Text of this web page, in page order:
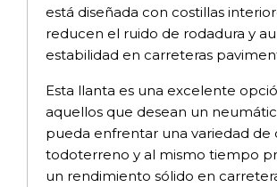
está diseñada con costillas
reducen el ruido de rodadura y
estabilidad en carreteras
Esta llanta es una excelente
aquellos que desean un
pueda enfrentar una variedad de
todoterreno y al mismo tiempo
un rendimiento sólido en